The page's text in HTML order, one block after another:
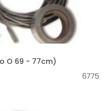
O 69 - 77cm)
6775